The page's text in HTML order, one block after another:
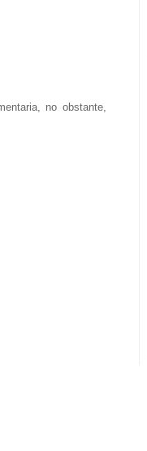
no obstante,